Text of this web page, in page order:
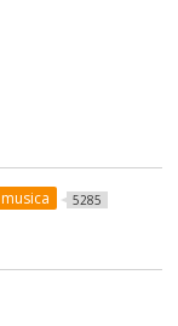
musica 5285